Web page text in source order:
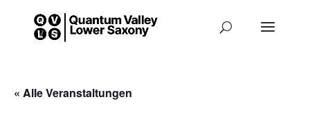
« Alle Veranstaltungen